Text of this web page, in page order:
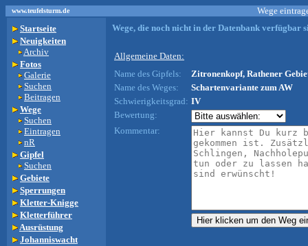
www.teufelsturm.de
Wege
Startseite
Neuigkeiten
Archiv
Fotos
Galerie
Suchen
Beitragen
Wege
Suchen
Eintragen
nR
Gipfel
Suchen
Gebiete
Sperrungen
Kletter-Knigge
Kletterführer
Ausrüstung
Johanniswacht
Wege, die noch nicht in der Datenbank verfügbar
Allgemeine Daten:
Name des Gipfels:
Zitronenkopf, Rathener
Name des Weges:
Schartenvariante zum AW
Schwierigkeitsgrad: IV
Bewertung:
Kommentar: